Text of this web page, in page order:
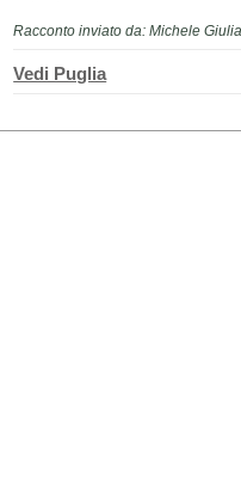
Racconto inviato da: Michele
Vedi Puglia